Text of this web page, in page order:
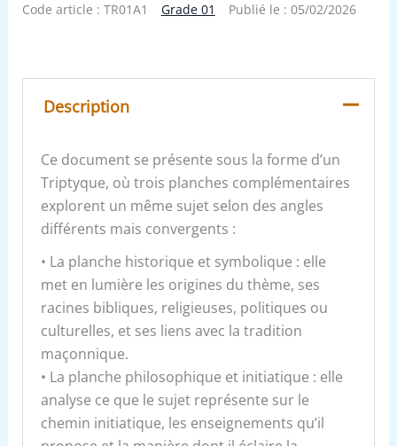
Code article : TR01A1 Grade 01 Publié le : 05/02/2026
Description
Ce document se présente sous la forme d’un
Triptyque, où trois planches complémentaires
explorent un même sujet selon des angles
différents mais convergents :
• La planche historique et symbolique : elle
met en lumière les origines du thème, ses
racines bibliques, religieuses, politiques ou
culturelles, et ses liens avec la tradition
maçonnique.
• La planche philosophique et initiatique : elle
analyse ce que le sujet représente sur le
chemin initiatique, les enseignements qu’il